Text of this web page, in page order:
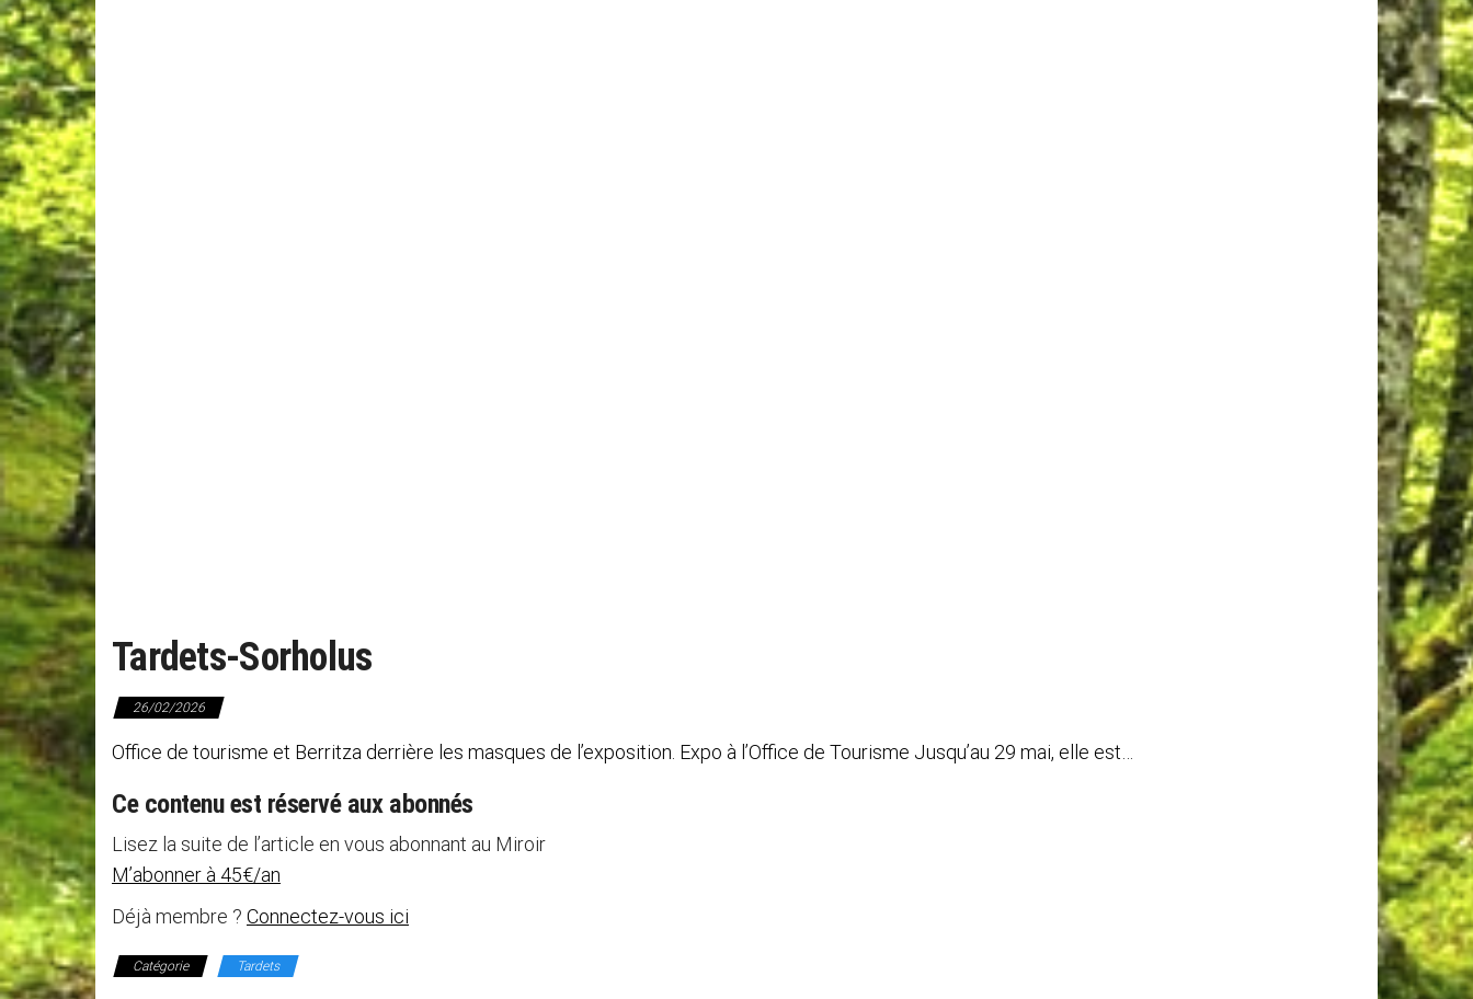
Tardets-Sorholus
26/02/2026
Office de tourisme et Berritza derrière les masques de l’exposition. Expo à l’Office de Tourisme Jusqu’au 29 mai, elle est…
Ce contenu est réservé aux abonnés
Lisez la suite de l’article en vous abonnant au Miroir
M’abonner à 45€/an
Déjà membre ? Connectez-vous ici
Catégorie Tardets